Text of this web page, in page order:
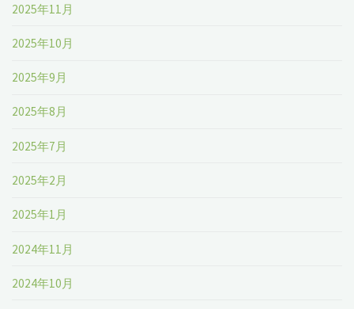
2025年11月
2025年10月
2025年9月
2025年8月
2025年7月
2025年2月
2025年1月
2024年11月
2024年10月